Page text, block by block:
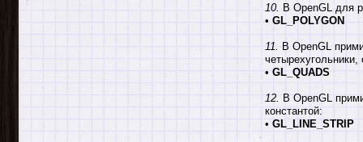
10. В OpenGL для
• GL_POLYGON
11.
В OpenGL
четырехугольники,
• GL_QUADS
12. В OpenGL
константой:
• GL_LINE_STRIP